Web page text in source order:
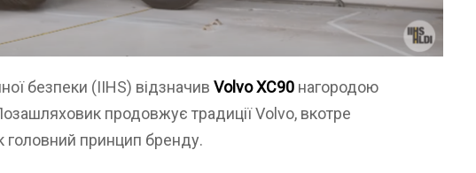
безпеки (IIHS) відзначив Volvo XC90 нагородою
продовжує традиції Volvo, вкотре
принцип бренду.